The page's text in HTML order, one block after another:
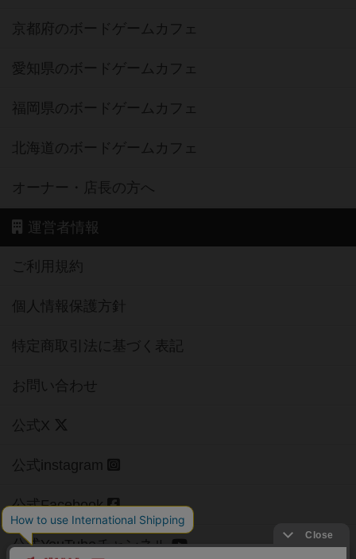
京都府のボードゲームカフェ
愛知県のボードゲームカフェ
福岡県のボードゲームカフェ
北海道のボードゲームカフェ
オーナー・店長の方へ
運営者情報
ご利用規約
個人情報保護方針
特定商取引法に基づく表記
お問い合わせ
公式X
公式instagram
公式Facebook
公式YouTubeチャンネル